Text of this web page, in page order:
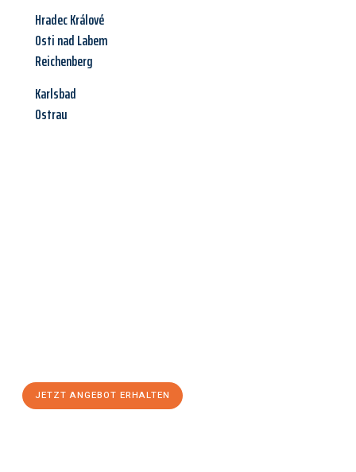
Hradec Králové
Osti nad Labem
Reichenberg
Karlsbad
Ostrau
JETZT ANGEBOT ERHALTEN